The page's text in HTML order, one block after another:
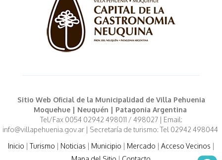
Sitio Web Oficial de la Municipalidad de Villa Pehuenia
Moquehue | Neuquén | Patagonia Argentina
Tel/Fax 0054 02942 498011 / 498027 | Email:
info@villapehuenia.gov.ar | Secretaría de turismo: Tel 02942 498044
Inicio |Turismo | Noticias | Municipio | Mercado | Acceso Vecinos |